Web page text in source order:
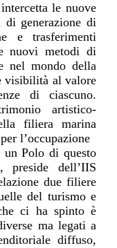
le nuove
di generazione di
e trasferimenti
nuovi metodi di
nel mondo della
visibilità al valore
di ciascuno.
artistico-
filiera marina
l’occupazione
Polo di questo
, preside dell’IIS
due filiere
del turismo e
ci ha spinto è
ma legati a
diffuso,